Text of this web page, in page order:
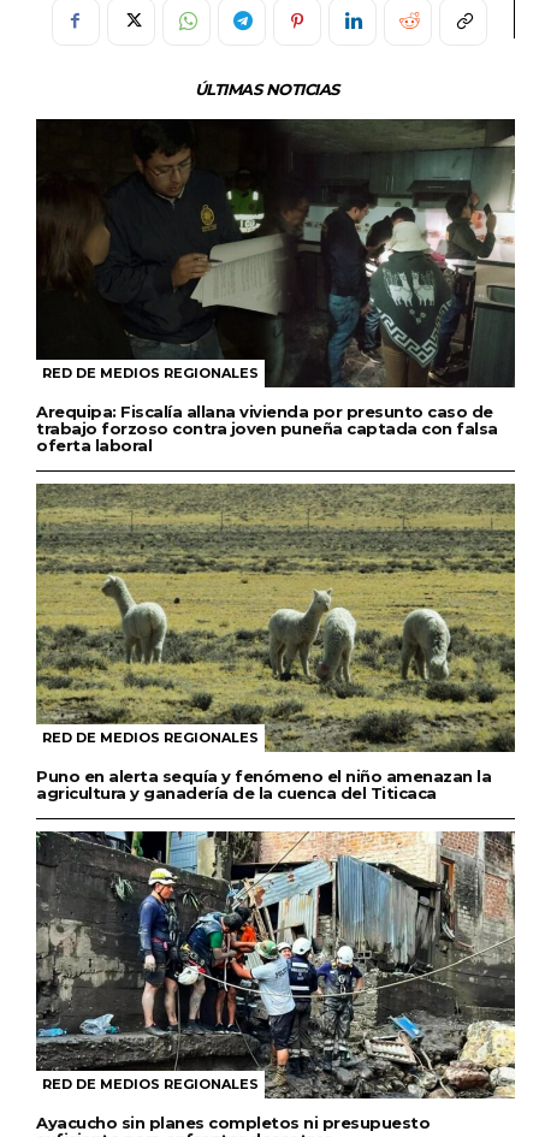
ÚLTIMAS NOTICIAS
RED DE MEDIOS REGIONALES
Arequipa: Fiscalía allana vivienda por presunto caso de
trabajo forzoso contra joven puneña captada con falsa
oferta laboral
RED DE MEDIOS REGIONALES
Puno en alerta sequía y fenómeno el niño amenazan la
agricultura y ganadería de la cuenca del Titicaca
RED DE MEDIOS REGIONALES
Ayacucho sin planes completos ni presupuesto